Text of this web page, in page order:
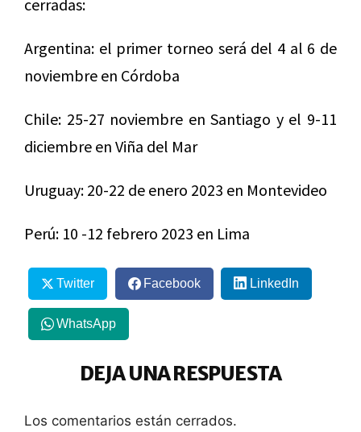
cerradas:
Argentina: el primer torneo será del 4 al 6 de
noviembre en Córdoba
Chile: 25-27 noviembre en Santiago y el 9-11
diciembre en Viña del Mar
Uruguay: 20-22 de enero 2023 en Montevideo
Perú: 10 -12 febrero 2023 en Lima
Twitter Facebook LinkedIn
WhatsApp
DEJA UNA RESPUESTA
Los comentarios están cerrados.